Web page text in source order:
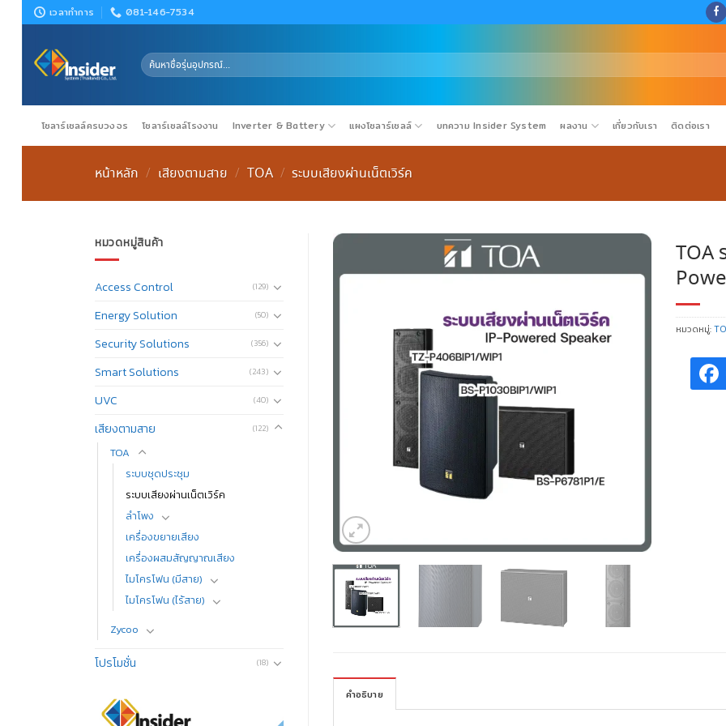
Skip
to
เวลาทำการ 081-146-7534
ค้นหา:
โซลาร์เซลล์ครบวงจร โซลาร์เซลล์โรงงาน Inverter & Battery แผงโซลาร์เซลล์ บทความ Insider System ผลงาน เกี่ยวกับเรา ติดต่อเรา
หน้าหลัก / เสียงตามสาย / TOA / ระบบเสียงผ่านเน็ตเวิร์ค
หมวดหมู่สินค้า
Access Control (129)
Energy Solution (50)
Security Solutions (356)
Smart Solutions (243)
UVC (40)
เสียงตามสาย (122)
TOA
ระบบชุดประชุม
ระบบเสียงผ่านเน็ตเวิร์ค
ลำโพง
เครื่องขยายเสียง
เครื่องผสมสัญญาณเสียง
ไมโครโฟน (มีสาย)
ไมโครโฟน (ไร้สาย)
Zycoo
โปรโมชั่น (18)
TOA
หมวดหมู่:
คำอธิบาย